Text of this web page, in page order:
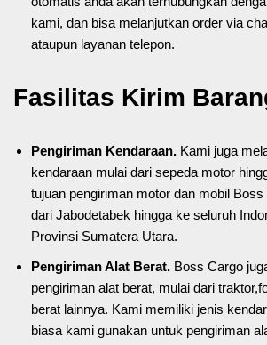
kami, dan bisa melanjutkan order via
ataupun layanan telepon.
Fasilitas Kirim
Pengiriman Kendaraan. Kami juga
kendaraan mulai dari sepeda motor
tujuan pengiriman motor dan mobil
dari Jabodetabek hingga ke seluruh
Provinsi Sumatera Utara.
Pengiriman Alat Berat. Boss Cargo
pengiriman alat berat, mulai dari
berat lainnya. Kami memiliki jenis
biasa kami gunakan untuk pengiriman